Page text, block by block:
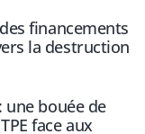
financements
la destruction
une bouée de
face aux